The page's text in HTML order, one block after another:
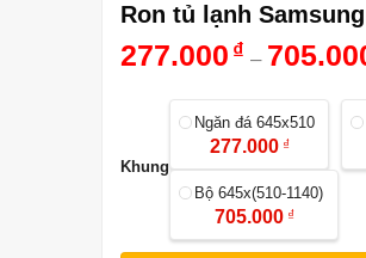
Ron tủ lạnh
277.000 ₫ –
Khung
Ngăn đá 645x510
277.000 ₫
Bộ 645x(510-1140)
705.000 ₫